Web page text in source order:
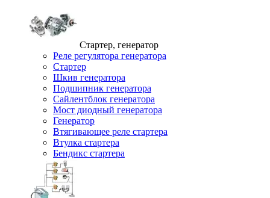
Стартер, генератор
Реле регулятора генератора
Стартер
Шкив генератора
Подшипник генератора
Сайлентблок генератора
Мост диодный генератора
Генератор
Втягивающее реле стартера
Втулка стартера
Бендикс стартера